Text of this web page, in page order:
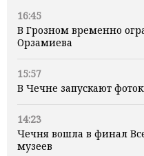
16:45
В Грозном временно
Орзамиева
15:57
В Чечне запускают
14:23
Чечня вошла в финал
музеев